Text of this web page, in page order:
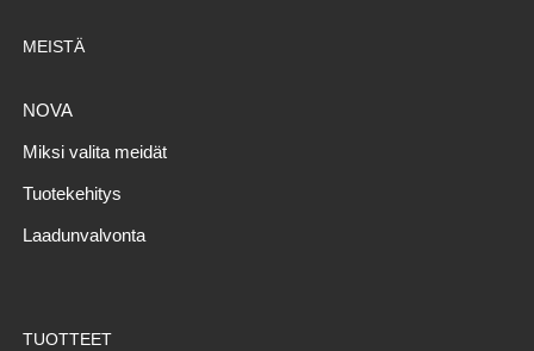
MEISTÄ
NOVA
Miksi valita meidät
Tuotekehitys
Laadunvalvonta
TUOTTEET